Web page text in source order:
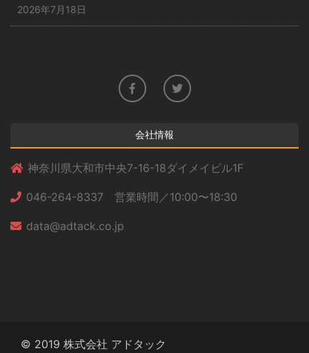
2026年7月18日
会社情報
神奈川県大和市中央7-16-18ダイメイビル1F
046-264-8337 営業時間／10:00〜18:30
data@adtack.co.jp
© 2019 株式会社 アドタック